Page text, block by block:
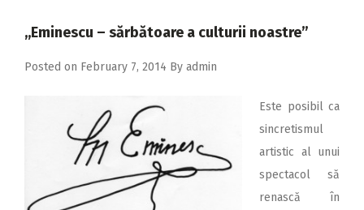
2017
2016
,,Eminescu – sărbătoare a culturii noastre”
Posted on February 7, 2014 By admin
Este posibil ca
sincretismul
artistic al unui
spectacol să
renască în